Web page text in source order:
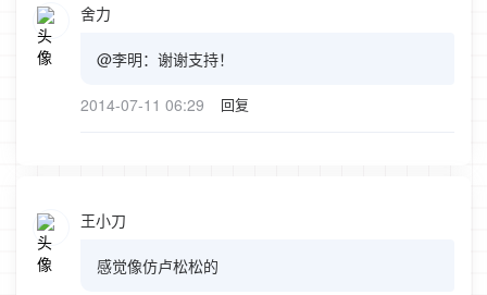
舍力
@李明：谢谢支持！
2014-07-11 06:29 回复
王小刀
感觉像仿卢松松的